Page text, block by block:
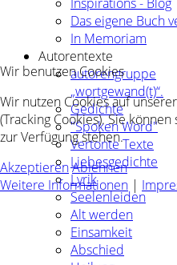
Inspirations - Blog
Das eigene Buch
In Memoriam
Autorentexte
autorengruppe
„wortgewand(t)“.
Gedichte
"Spoken Word"
Vertonte Texte
Liebesgedichte
Lyrik
Seelenleiden
Alt werden
Einsamkeit
Abschied
Wir benutzen Cookies
Wir nutzen Cookies auf
(Tracking Cookies). Sie
zur Verfügung stehen.
AkzeptierenAblehnen
Weitere Informationen |